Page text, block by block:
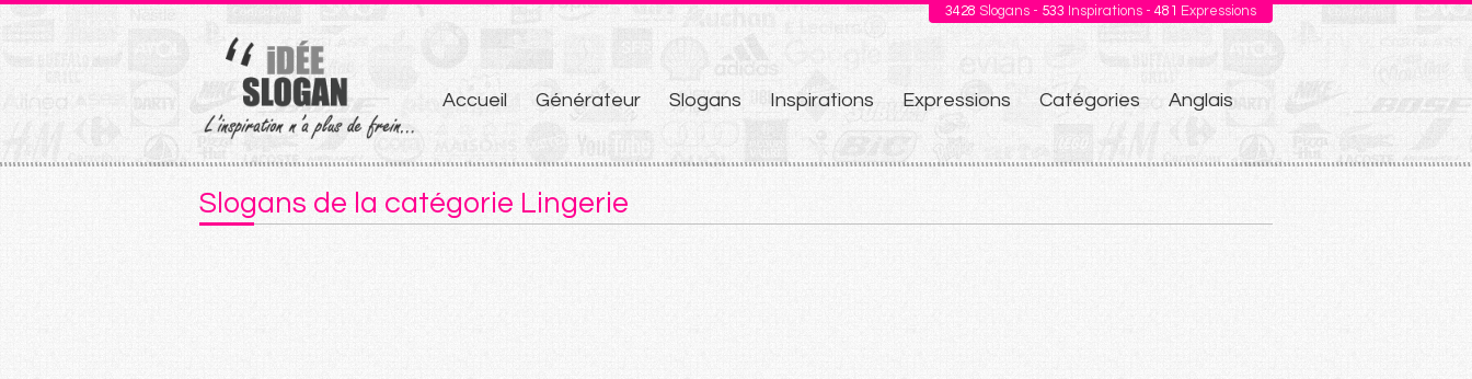
3428 Slogans - 533 Inspirations - 481 Expressions
Aller
au
contenu
Accueil Générateur Slogans Inspirations Expressions Catégories Anglais
Slogans de la catégorie Lingerie